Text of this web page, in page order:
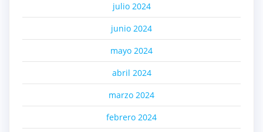
julio 2024
junio 2024
mayo 2024
abril 2024
marzo 2024
febrero 2024